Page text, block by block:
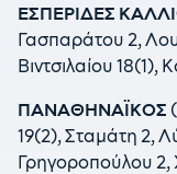
ΕΣΠΕΡΙΔΕΣ
Γασπαράτου 2,
Βιντσιλαίου
ΠΑΝΑΘΗΝΑΪΚΟΣ
19(2), Σταμάτη 2,
Γρηγοροπούλου 2,